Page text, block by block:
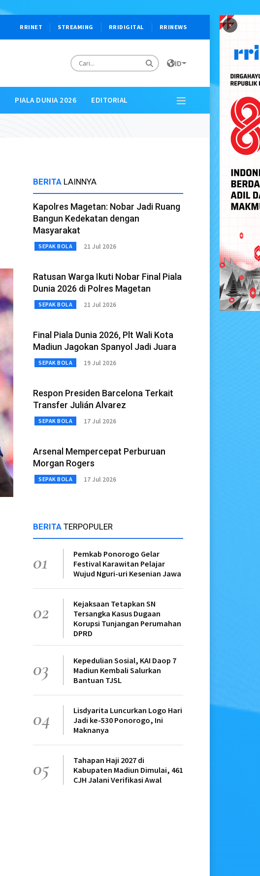
×
RRINET STREAMING RRIDIGITAL RRINEWS
ID
PIALA DUNIA 2026 EDITORIAL
BERITA LAINNYA
Kapolres Magetan: Nobar Jadi Ruang
Bangun Kedekatan dengan
Masyarakat
SEPAK BOLA 21 Jul 2026
Ratusan Warga Ikuti Nobar Final Piala
Dunia 2026 di Polres Magetan
SEPAK BOLA 21 Jul 2026
Final Piala Dunia 2026, Plt Wali Kota
Madiun Jagokan Spanyol Jadi Juara
SEPAK BOLA 19 Jul 2026
Respon Presiden Barcelona Terkait
Transfer Julián Alvarez
SEPAK BOLA 17 Jul 2026
Arsenal Mempercepat Perburuan
Morgan Rogers
SEPAK BOLA 17 Jul 2026
BERITA TERPOPULER
01
Pemkab Ponorogo Gelar
Festival Karawitan Pelajar
Wujud Nguri-uri Kesenian Jawa
02
Kejaksaan Tetapkan SN
Tersangka Kasus Dugaan
Korupsi Tunjangan Perumahan
DPRD
03
Kepedulian Sosial, KAI Daop 7
Madiun Kembali Salurkan
Bantuan TJSL
04
Lisdyarita Luncurkan Logo Hari
Jadi ke-530 Ponorogo, Ini
Maknanya
05
Tahapan Haji 2027 di
Kabupaten Madiun Dimulai, 461
CJH Jalani Verifikasi Awal